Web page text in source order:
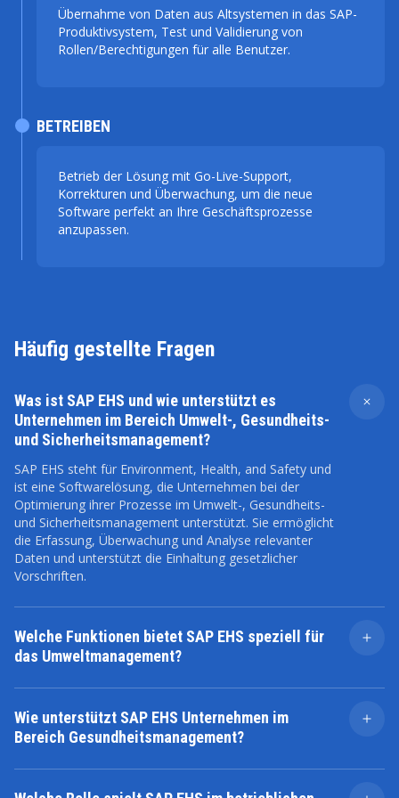
Übernahme von Daten aus Altsystemen in das SAP-
Produktivsystem, Test und Validierung von
Rollen/Berechtigungen für alle Benutzer.
Betrieb der Lösung mit Go-Live-Support,
Korrekturen und Überwachung, um die neue
Software perfekt an Ihre Geschäftsprozesse
anzupassen.
BETREIBEN
Häufig gestellte Fragen
Was ist SAP EHS und wie unterstützt es
Unternehmen im Bereich Umwelt-, Gesundheits-
und Sicherheitsmanagement?
SAP EHS steht für Environment, Health, and Safety und
ist eine Softwarelösung, die Unternehmen bei der
Optimierung ihrer Prozesse im Umwelt-, Gesundheits-
und Sicherheitsmanagement unterstützt. Sie ermöglicht
die Erfassung, Überwachung und Analyse relevanter
Daten und unterstützt die Einhaltung gesetzlicher
Vorschriften.
Welche Funktionen bietet SAP EHS speziell für
das Umweltmanagement?
SAP EHS bietet Funktionen für das
Umweltdaten, die Emissionsüberwachung, das
Management von Abfallstoffen und die Einhaltung
helfen Unternehmen, Umweltrisiken zu minimieren und
nachhaltige Praktiken zu fördern.
Wie unterstützt SAP EHS Unternehmen im
Bereich Gesundheitsmanagement?
Im Bereich des Gesundheitsmanagements bietet SAP